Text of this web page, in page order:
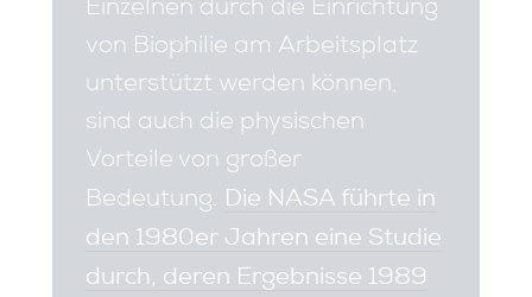
Einzelnen durch die Einrichtung
von Biophilie am Arbeitsplatz
unterstützt werden können,
sind auch die physischen
Vorteile von großer
Bedeutung. Die NASA führte in
den 1980er Jahren eine Studie
durch, deren Ergebnisse 1989